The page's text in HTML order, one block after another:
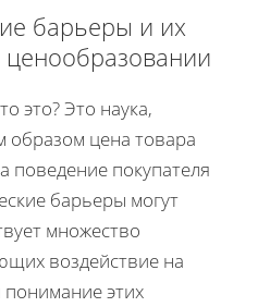
барьеры и их
это? Это наука,
образом цена товара
поведение покупателя
барьеры могут
множество
воздействие на
этих